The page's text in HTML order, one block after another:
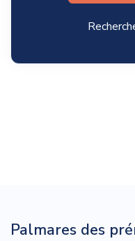
Palmares des